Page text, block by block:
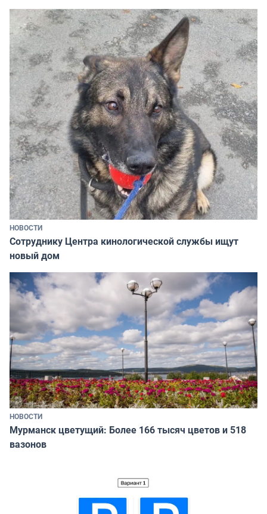
НОВОСТИ
Сотруднику Центра кинологической службы ищут
новый дом
НОВОСТИ
Мурманск цветущий: Более 166 тысяч цветов и 518
вазонов